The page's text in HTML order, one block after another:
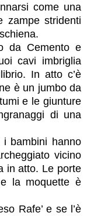
come una
zampe stridenti
da Cemento e
cavi imbriglia
In atto c’è
è un jumbo da
e le giunture
di una
bambini hanno
vicino
in atto. Le porte
la moquette è
Rafe’ e se l’è